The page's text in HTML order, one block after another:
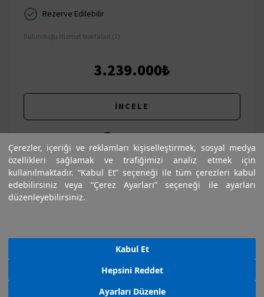
Çerezler, içeriği ve reklamları kişiselleştirmek, sosyal medya
özellikleri sağlamak ve trafiğimizi analiz etmek için
kullanılmaktadır. “Kabul Et” seçeneği ile tüm çerezleri kabul
edebilirsiniz veya “Çerez Ayarları” seçeneği ile ayarları
düzenleyebilirsiniz.
Ayarları Düzenle
Hepsini Reddet
Kabul Et
Rezerve Edilebilir
Bulunduğu Hizmet Noktaları (2)
3.239.000₺
İNCELE